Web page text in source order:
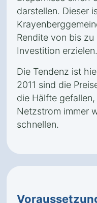
darstellen. Dieser
Rendite von bis
Investition erzielen.
Die Tendenz ist
2011 sind die
die Hälfte
Netzstrom immer
schnellen.